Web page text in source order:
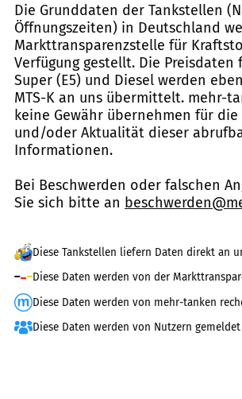
Die Grunddaten der Tankstellen
Öffnungszeiten) in Deutschland
Markttransparenzstelle für
Verfügung gestellt. Die Preisdaten
Super (E5) und Diesel werden
MTS-K an uns übermittelt. mehr-
keine Gewähr übernehmen für
und/oder Aktualität dieser
Informationen.
Bei Beschwerden oder falschen
Sie sich bitte an
Diese Tankstellen liefern Daten direkt an
Diese Daten werden von der
Diese Daten werden von mehr-tanken
Diese Daten werden von Nutzern gemeldet